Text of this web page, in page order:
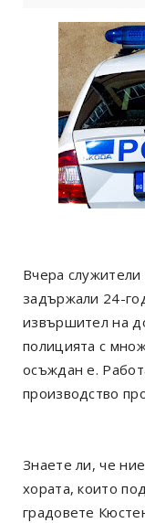
Вчера
задържали 24-
извършител на
полицията с
осъждан е.
производство
Знаете ли, че
хората, които
градовете